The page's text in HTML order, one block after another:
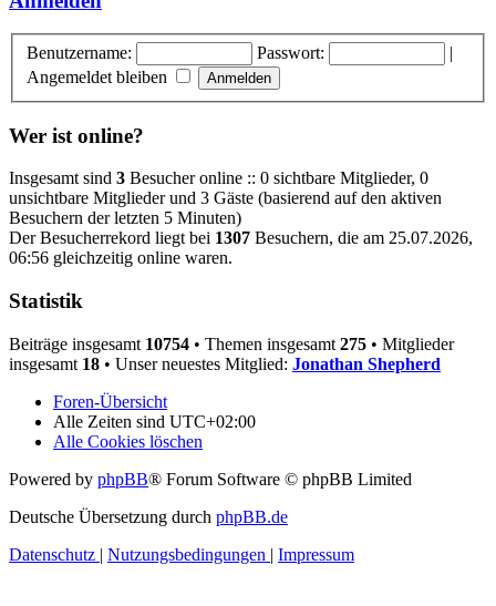
Benutzername: Passwort:
|
Angemeldet bleiben
Wer ist online?
Insgesamt sind 3 Besucher online :: 0 sichtbare Mitglieder, 0
unsichtbare Mitglieder und 3 Gäste (basierend auf den aktiven
Besuchern der letzten 5 Minuten)
Der Besucherrekord liegt bei 1307 Besuchern, die am 25.07.2026,
06:56 gleichzeitig online waren.
Statistik
Beiträge insgesamt 10754 • Themen insgesamt 275 • Mitglieder
insgesamt 18 • Unser neuestes Mitglied: Jonathan Shepherd
Foren-Übersicht
Alle Zeiten sind UTC+02:00
Alle Cookies löschen
Powered by phpBB® Forum Software © phpBB Limited
Deutsche Übersetzung durch phpBB.de
Datenschutz | Nutzungsbedingungen | Impressum